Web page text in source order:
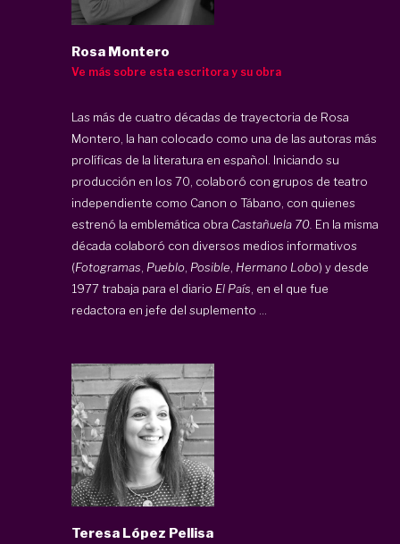
Rosa Montero
Ve más sobre esta escritora y su obra
Las más de cuatro décadas de trayectoria de Rosa
Montero, la han colocado como una de las autoras más
prolíficas de la literatura en español. Iniciando su
producción en los 70, colaboró con grupos de teatro
independiente como Canon o Tábano, con quienes
estrenó la emblemática obra Castañuela 70. En la misma
década colaboró con diversos medios informativos
(Fotogramas Pueblo Posible Hermano Lobo) y desde
1977 trabaja para el diario El País , en el que fue
redactora en jefe del suplemento ...
Teresa López Pellisa